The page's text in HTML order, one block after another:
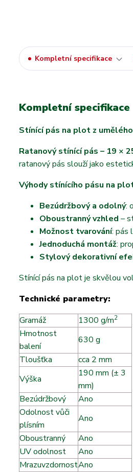
Kompletní specifikace
Kompletní specifikace
Stínící pás na plot z
Ratanový stínící pás – 19 ×
ratanový pás slouží jako
Výhody stínícího pásu na
Bezúdržbový a odolný:
Oboustranný vzhled –
Možnost tvarování: pás
Jednoduchá montáž:
Stylový dekorativní
Stínící pás na plot je skvělou
Technické parametry:
Gramáž
1300 g/m2
Hmotnost
balení
630 g
Tloušťka
cca 2 mm
Výška
190 mm (± 3
mm)
Bezúdržbový
Ano
Odolnost vůči
plísním
Ano
Oboustranný
Ano
UV odolnost
Ano
MrazuvzdornostAno